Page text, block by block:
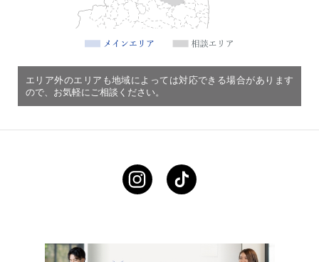
エリア外のエリアも地域によっては対応できる場合があります
ので、お気軽にご相談ください。